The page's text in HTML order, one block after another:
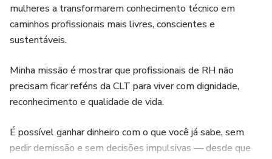
mulheres a transformarem conhecimento técnico em
caminhos profissionais mais livres, conscientes e
sustentáveis.
Minha missão é mostrar que profissionais de RH não
precisam ficar reféns da CLT para viver com dignidade,
reconhecimento e qualidade de vida.
É possível ganhar dinheiro com o que você já sabe, sem
pedir demissão e sem decisões impulsivas — desde que